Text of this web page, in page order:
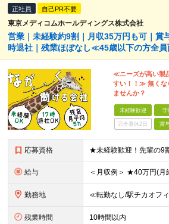
正社員 自己PR不要
東京メディコムホールディングス株式会社
営業｜未経験約9割｜月収35万円も可｜賞
時退社｜残業ほぼなし≪45歳以下の方全
≪ニーズが高い製
すい！！≫ 無くな
ませんか？
未経験歓迎 学
完全週休2日 賞
応募資格
給与
勤務地
残業時間 10時間以内